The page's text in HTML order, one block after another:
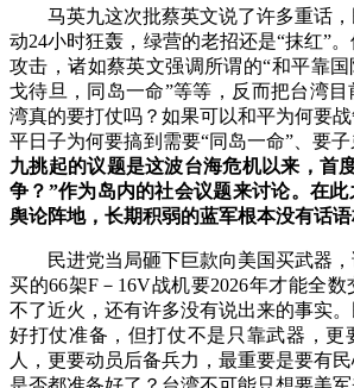
马英九这次批蔡英文说了许多重话，
动24小时狂轰，绿营的老招还是“抹红”
攻击，诸如蔡英文强调所谓的“和平靠
戈待旦，同岛一命”等等，反而把台湾
湾真的要打仗吗？如果可以和平为何要
平日子为何要搞到需要“同岛一命”、要
九挑起的议题是这波台海危机以来，首
争？”作为岛内的社会议题来讨论。在
舆论阵地，长期积弱的蓝军根本没有话语
民进党当局砸下巨款向美国买武器，
买的66架F－16V战机要2026年才能全
不了近火，还有许多没有说出来的事实
好打仗准备，但打仗不是只靠武器，更
人，更要动员后备兵力，最重要是要有